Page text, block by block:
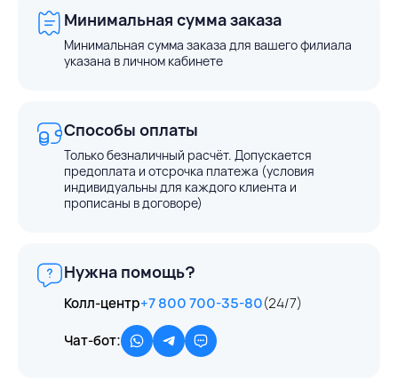
Минимальная сумма заказа
Минимальная сумма заказа для вашего филиала
указана в личном кабинете
Способы оплаты
Только безналичный расчёт. Допускается
предоплата и отсрочка платежа (условия
индивидуальны для каждого клиента и
прописаны в договоре)
Нужна помощь?
Колл-центр+7 800 700-35-80(24/7)
Чат-бот: